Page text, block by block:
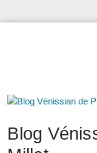
Blog